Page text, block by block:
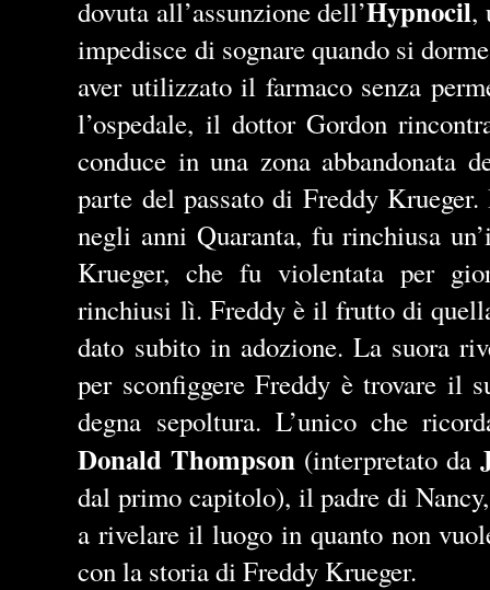
dovuta all’assunzione dell’Hypnocil,
impedisce di sognare quando si
aver utilizzato il farmaco senza
l’ospedale, il dottor Gordon
conduce in una zona abbandonata
parte del passato di Freddy
negli anni Quaranta, fu rinchiusa
Krueger, che fu violentata per
rinchiusi lì. Freddy è il frutto di
dato subito in adozione. La suora
per sconfiggere Freddy è trovare il
degna sepoltura. L’unico che
Donald Thompson (interpretato da
dal primo capitolo), il padre di
a rivelare il luogo in quanto non
con la storia di Freddy Krueger.